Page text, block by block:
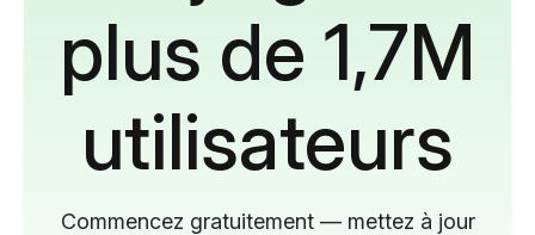
plus de 1,7M
utilisateurs
Commencez gratuitement — mettez à jour